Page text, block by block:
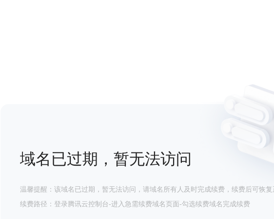
域名已过期，暂无法访问
温馨提醒：该域名已过期，暂无法访问，请域名所有人及时完成续费，续费后可恢复
续费路径：登录腾讯云控制台-进入急需续费域名页面-勾选续费域名完成续费